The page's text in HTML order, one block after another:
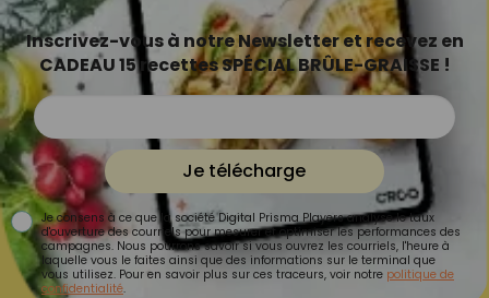
Inscrivez-vous à notre Newsletter et recevez en
CADEAU 15 recettes SPÉCIAL BRÛLE-GRAISSE !
Je télécharge
Je consens à ce que la société Digital Prisma Players analyse le taux
d'ouverture des courriels pour mesurer et optimiser les performances des
campagnes. Nous pourrons savoir si vous ouvrez les courriels, l'heure à
laquelle vous le faites ainsi que des informations sur le terminal que
vous utilisez. Pour en savoir plus sur ces traceurs, voir notre politique de
confidentialité.